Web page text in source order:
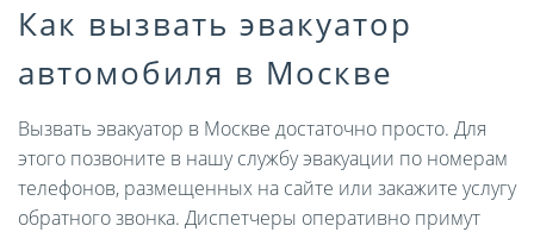
Как вызвать эвакуатор
автомобиля в Москве
Вызвать эвакуатор в Москве достаточно просто. Для
этого позвоните в нашу службу эвакуации по номерам
телефонов, размещенных на сайте или закажите услугу
обратного звонка. Диспетчеры оперативно примут